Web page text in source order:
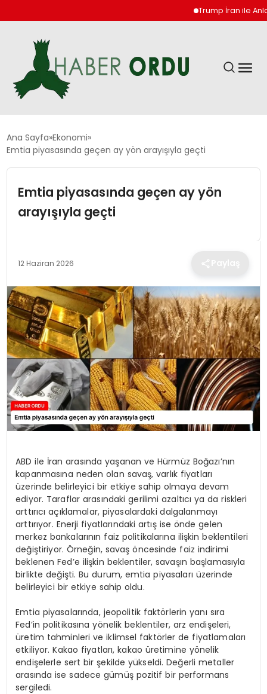
Trump İran ile
GÜNDEM
DÜNYA
EĞITIM
MAGAZIN
SPOR
YAŞAM
Ana Sayfa Ekonomi
Emtia piyasasında geçen ay yön arayışıyla geçti
Emtia piyasasında geçen ay yön
arayışıyla geçti
12 Haziran 2026
ABD ile İran arasında yaşanan ve Hürmüz Boğazı’nın
kapanmasına neden olan savaş, varlık fiyatları
üzerinde belirleyici bir etkiye sahip olmaya devam
ediyor. Taraflar arasındaki gerilimi azaltıcı ya da riskleri
arttırıcı açıklamalar, piyasalardaki dalgalanmayı
arttırıyor. Enerji fiyatlarındaki artış ise önde gelen
merkez bankalarının faiz politikalarına ilişkin beklentileri
değiştiriyor. Örneğin, savaş öncesinde faiz indirimi
beklenen Fed’e ilişkin beklentiler, savaşın başlamasıyla
birlikte değişti. Bu durum, emtia piyasaları üzerinde
belirleyici bir etkiye sahip oldu.
Emtia piyasalarında, jeopolitik faktörlerin yanı sıra
Fed’in politikasına yönelik beklentiler, arz endişeleri,
üretim tahminleri ve iklimsel faktörler de fiyatlamaları
etkiliyor. Kakao fiyatları, kakao üretimine yönelik
endişelerle sert bir şekilde yükseldi. Değerli metaller
arasında ise sadece gümüş pozitif bir performans
sergiledi.